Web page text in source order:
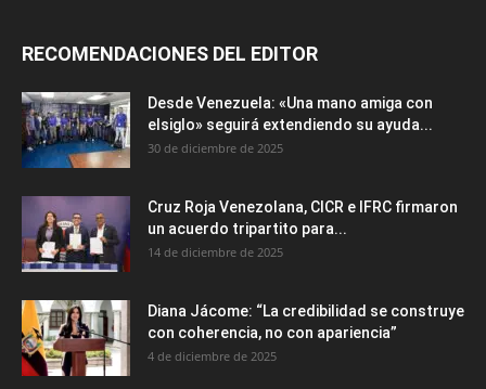
RECOMENDACIONES DEL EDITOR
Desde Venezuela: «Una mano amiga con
elsiglo» seguirá extendiendo su ayuda...
30 de diciembre de 2025
Cruz Roja Venezolana, CICR e IFRC firmaron
un acuerdo tripartito para...
14 de diciembre de 2025
Diana Jácome: “La credibilidad se construye
con coherencia, no con apariencia”
4 de diciembre de 2025